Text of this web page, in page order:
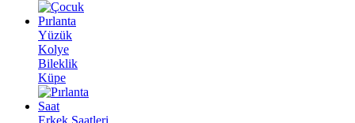
Pırlanta
Yüzük
Kolye
Bileklik
Küpe
Saat
Erkek Saatleri